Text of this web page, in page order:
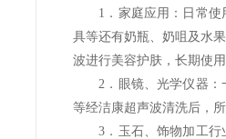
1．家庭应用：日常使用
具等还有奶瓶、奶咀及水
波进行美容护肤，长期使
2．眼镜、光学仪器：一
等经洁康超声波清洗后，
3．玉石、饰物加工行业